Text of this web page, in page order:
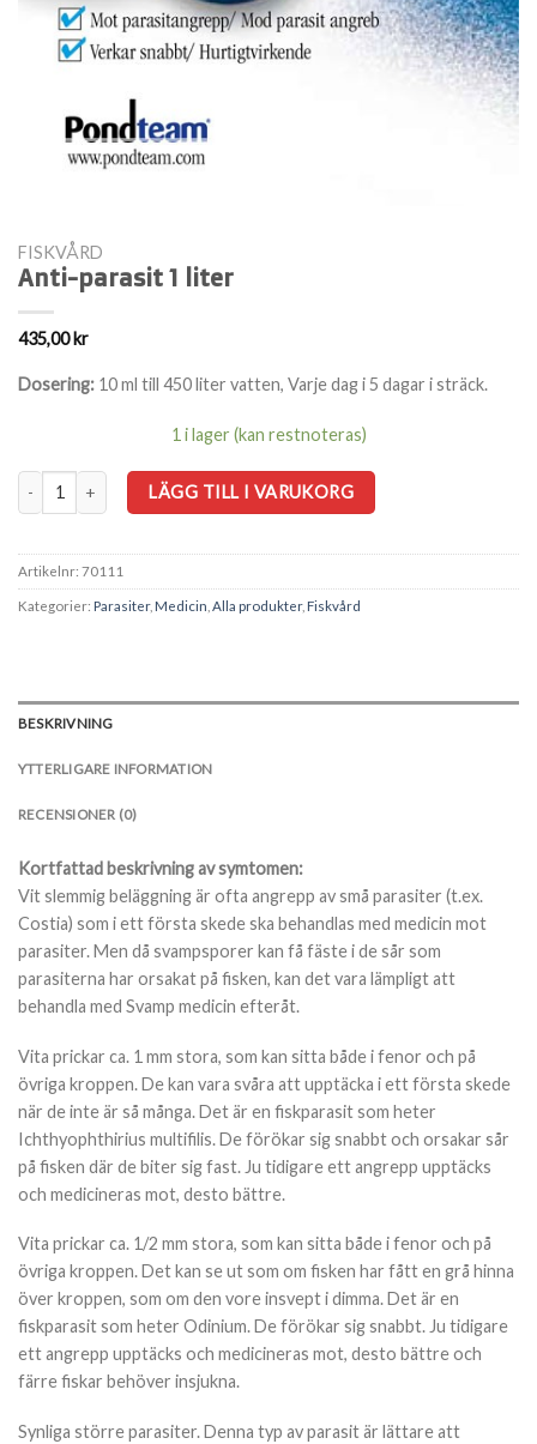
FISKVÅRD
Anti-parasit 1 liter
435,00kr
Dosering: 10 ml till 450 liter vatten, Varje dag i 5 dagar i sträck.
1 i lager (kan restnoteras)
Anti-parasit 1 liter mängd
LÄGG TILL I VARUKORG
Artikelnr: 70111
Kategorier: Parasiter, Medicin Alla produkter, Fiskvård
BESKRIVNING
YTTERLIGARE INFORMATION
RECENSIONER (0)
Kortfattad beskrivning av symtomen:
Vit slemmig beläggning är ofta angrepp av små parasiter (t.ex.
Costia) som i ett första skede ska behandlas med medicin mot
parasiter. Men då svampsporer kan få fäste i de sår som
parasiterna har orsakat på fisken, kan det vara lämpligt att
behandla med Svamp medicin efteråt.
Vita prickar ca. 1 mm stora, som kan sitta både i fenor och på
övriga kroppen. De kan vara svåra att upptäcka i ett första skede
när de inte är så många. Det är en fiskparasit som heter
Ichthyophthirius multifilis. De förökar sig snabbt och orsakar sår
på fisken där de biter sig fast. Ju tidigare ett angrepp upptäcks
och medicineras mot, desto bättre.
Vita prickar ca. 1/2 mm stora, som kan sitta både i fenor och på
övriga kroppen. Det kan se ut som om fisken har fått en grå hinna
över kroppen, som om den vore insvept i dimma. Det är en
fiskparasit som heter Odinium. De förökar sig snabbt. Ju tidigare
ett angrepp upptäcks och medicineras mot, desto bättre och
färre fiskar behöver insjukna.
Synliga större parasiter. Denna typ av parasit är lättare att